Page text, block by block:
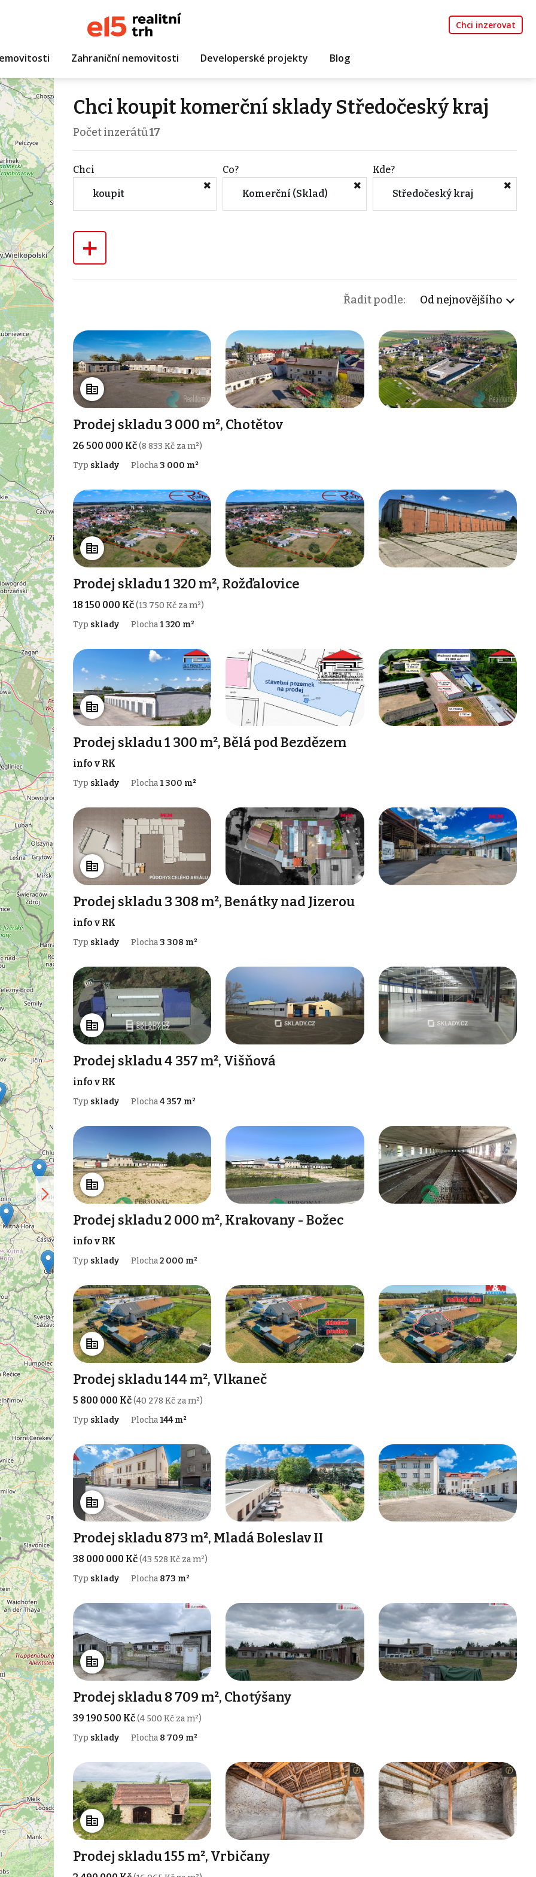
Chci inzerovat
Zahraniční nemovitosti Developerské projekty Blog
Chci koupit komerční sklady Středočeský kraj
Počet inzerátů17
Chci
koupit
Co?
Komerční (Sklad)
Kde?
Středočeský kraj
+
Řadit podle: Od nejnovějšího
Prodej skladu 3 000 m², Chotětov
26 500 000 Kč(8 833 Kč za m²)
Typ sklady Plocha 3 000 m²
Prodej skladu 1 320 m², Rožďalovice
18 150 000 Kč(13 750 Kč za m²)
Typ sklady Plocha1 320 m²
Prodej skladu 1 300 m², Bělá pod Bezdězem
info v RK
Typ sklady Plocha1 300 m²
Prodej skladu 3 308 m², Benátky nad Jizerou
info v RK
Typ sklady Plocha 3 308 m²
Prodej skladu 4 357 m², Višňová
info v RK
Typ sklady Plocha4 357 m²
Prodej skladu 2 000 m², Krakovany - Božec
info v RK
Typ sklady Plocha2 000 m²
Prodej skladu 144 m², Vlkaneč
5 800 000 Kč(40 278 Kč za m²)
Typ sklady Plocha144 m²
Prodej skladu 873 m², Mladá Boleslav II
38 000 000 Kč(43 528 Kč za m²)
Typ sklady Plocha 873 m²
Prodej skladu 8 709 m², Chotýšany
39 190 500 Kč(4 500 Kč za m²)
Typ sklady Plocha 8 709 m²
Prodej skladu 155 m², Vrbičany